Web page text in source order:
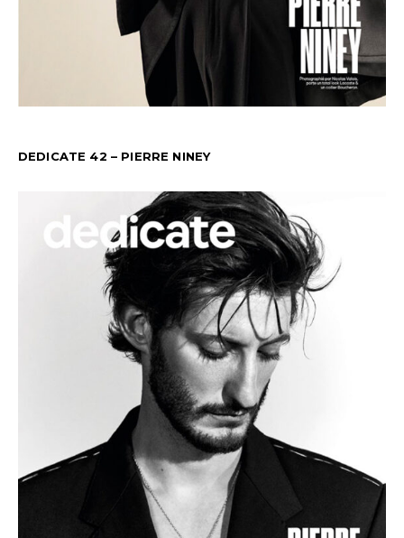
DEDICATE 42 – PIERRE NINEY